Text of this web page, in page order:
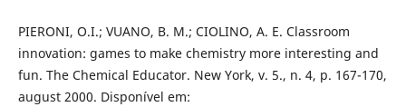
PIERONI, O.I.; VUANO, B. M.; CIOLINO, A. E. Classroom
innovation: games to make chemistry more interesting and
fun. The Chemical Educator. New York, v. 5., n. 4, p. 167-170,
august 2000. Disponível em: